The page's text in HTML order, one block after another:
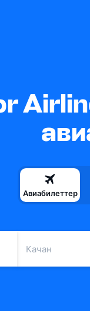
Авиабилеттер
Качан